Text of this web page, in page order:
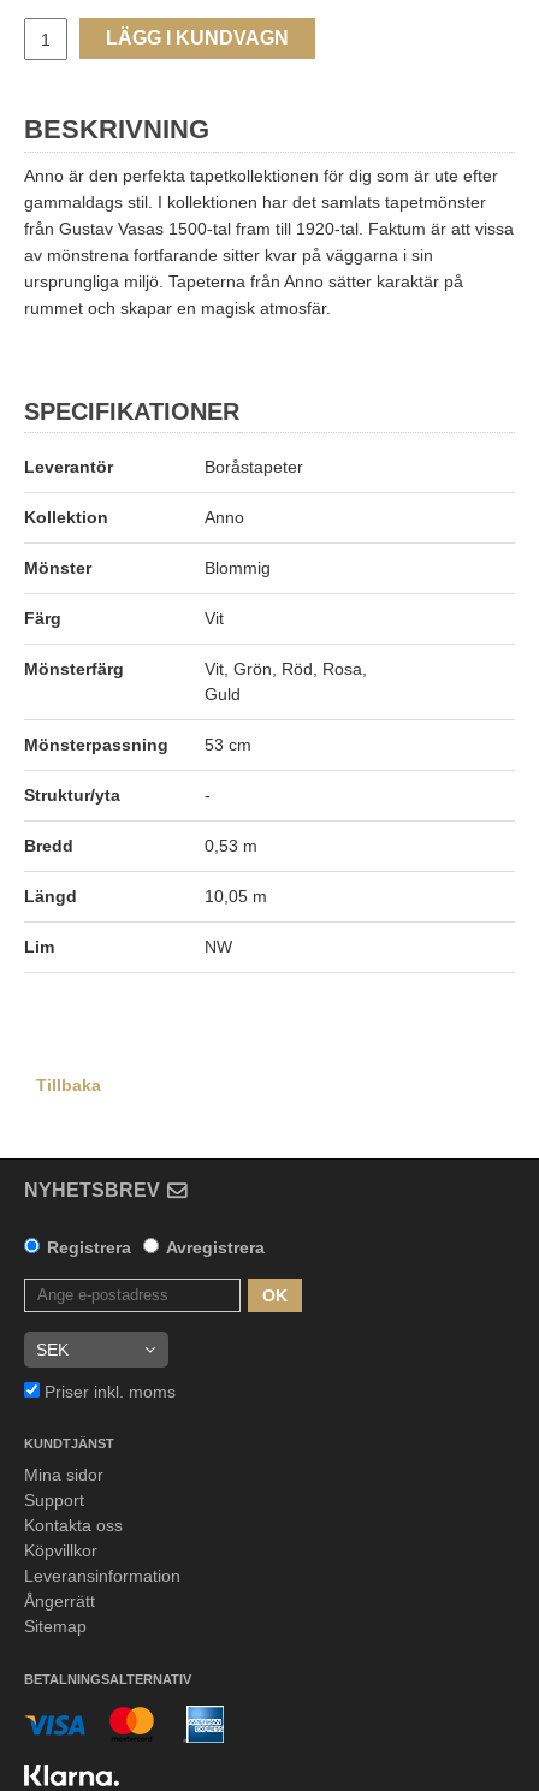
LÄGG I KUNDVAGN
BESKRIVNING
Anno är den perfekta tapetkollektionen för dig som är ute efter
gammaldags stil. I kollektionen har det samlats tapetmönster
från Gustav Vasas 1500-tal fram till 1920-tal. Faktum är att vissa
av mönstrena fortfarande sitter kvar på väggarna i sin
ursprungliga miljö. Tapeterna från Anno sätter karaktär på
rummet och skapar en magisk atmosfär.
SPECIFIKATIONER
Leverantör Boråstapeter
Kollektion Anno
Mönster Blommig
Färg Vit
Mönsterfärg
Vit, Grön, Röd, Rosa,
Guld
Mönsterpassning 53 cm
Struktur/yta -
Bredd 0,53 m
Längd 10,05 m
Lim NW
Tillbaka
NYHETSBREV
Registrera Avregistrera
OK
Priser inkl. moms
KUNDTJÄNST
Mina sidor
Support
Kontakta oss
Köpvillkor
Leveransinformation
Ångerrätt
Sitemap
BETALNINGSALTERNATIV